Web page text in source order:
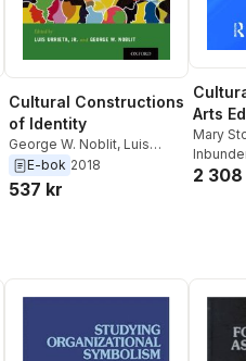
Cultural Constructions
of Identity
George W. Noblit, Luis
Urrieta Jr.
E-bok 2018
537 kr
Arts
Mary
Noblit,
2 308